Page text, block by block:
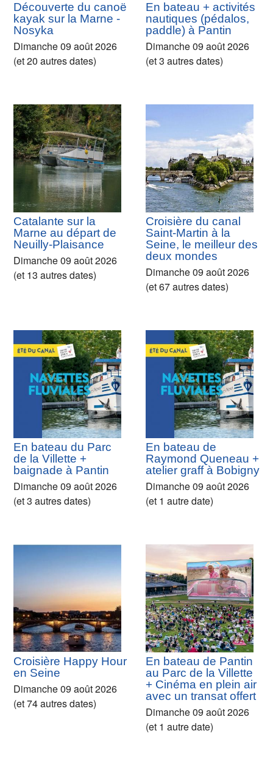
Découverte du canoë
kayak sur la Marne -
Nosyka
Dimanche 09 août 2026
(et 20 autres dates)
En bateau + activités
nautiques (pédalos,
paddle) à Pantin
Dimanche 09 août 2026
(et 3 autres dates)
Catalante sur la
Marne au départ de
Neuilly-Plaisance
Dimanche 09 août 2026
(et 13 autres dates)
Croisière du canal
Saint-Martin à la
Seine, le meilleur des
deux mondes
Dimanche 09 août 2026
(et 67 autres dates)
En bateau du Parc
de la Villette +
baignade à Pantin
Dimanche 09 août 2026
(et 3 autres dates)
En bateau de
Raymond Queneau +
atelier graff à Bobigny
Dimanche 09 août 2026
(et 1 autre date)
Croisière Happy Hour
en Seine
Dimanche 09 août 2026
(et 74 autres dates)
En bateau de Pantin
au Parc de la Villette
+ Cinéma en plein air
avec un transat offert
Dimanche 09 août 2026
(et 1 autre date)